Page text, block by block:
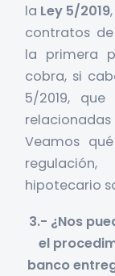
la Ley 5/2019
contratos
la primera
cobra, si
5/2019,
Veamos
hipotecario
3.- ¿Nos
el
banco